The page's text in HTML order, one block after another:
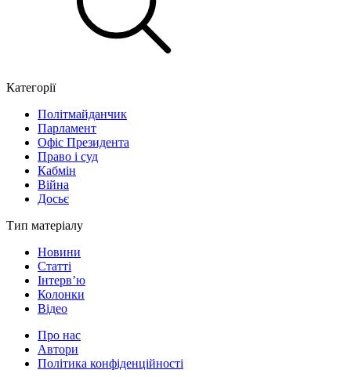
Категорії
Політмайданчик
Парламент
Офіс Президента
Право і суд
Кабмін
Війна
Досьє
Тип матеріалу
Новини
Статті
Інтерв’ю
Колонки
Відео
Про нас
Автори
Політика конфіденційності